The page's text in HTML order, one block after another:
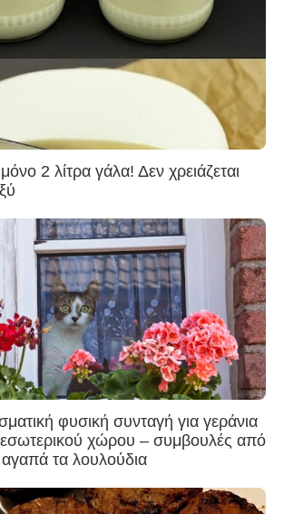
2 λίτρα γάλα! Δεν χρειάζεται
φυσική συνταγή για γεράνια
χώρου – συμβουλές από
αγαπά τα λουλούδια